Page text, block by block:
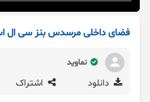
فضای داخلی مرسدس بنز سی ال اس
نماوید
دانلود اشتراک